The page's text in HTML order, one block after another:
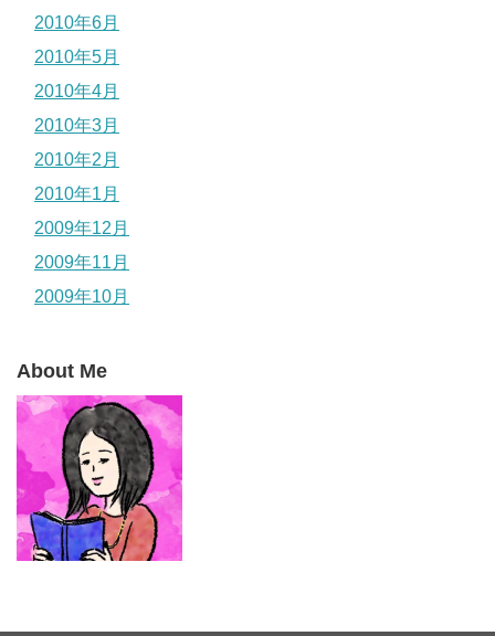
2010年6月
2010年5月
2010年4月
2010年3月
2010年2月
2010年1月
2009年12月
2009年11月
2009年10月
About Me